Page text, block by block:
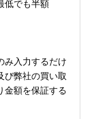
低でも半額
入力するだけ
び弊社の買い取
金額を保証する